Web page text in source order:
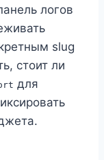
логов
slug
стоит ли
для